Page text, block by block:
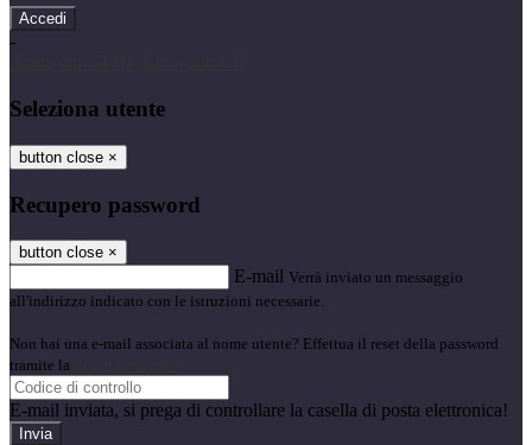
-
Seleziona utente
button close ×
Recupero password
button close ×
E-mail Verrà inviato un messaggio
all'indirizzo indicato con le istruzioni necessarie.
Non hai una e-mail associata al nome utente? Effettua il reset della password
tramite la
E-mail inviata, si prega di controllare la casella di posta elettronica!